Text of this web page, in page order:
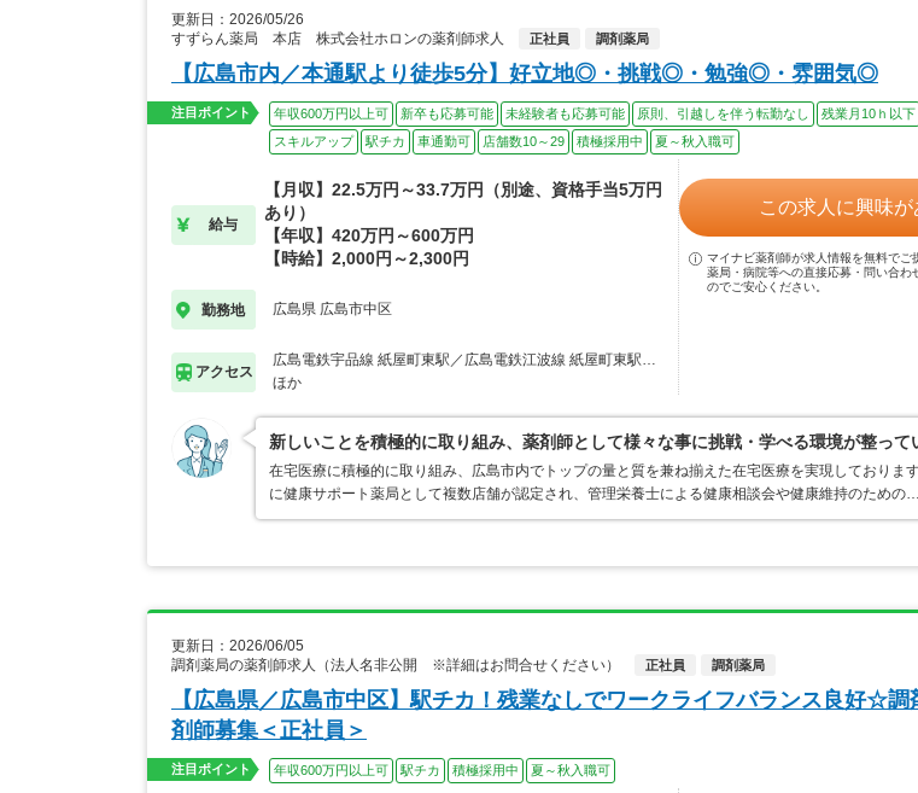
更新日：2026/05/26
すずらん薬局 本店 株式会社ホロンの薬剤師求人
正社員 調剤薬局
【広島市内／本通駅より徒歩5分】好立地◎・挑戦◎・勉強◎・雰囲気◎
注目ポイント 年収600万円以上可 新卒も応募可能 未経験者も応募可能 原則、引越しを伴う転勤なし 残業月10ｈ以下
スキルアップ
駅チカ 車通勤可 店舗数10～29 積極採用中 夏～秋入職可
給与
【月収】22.5万円～33.7万円（別途、資格手当5万円
あり）
【年収】420万円～600万円
【時給】2,000円～2,300円
勤務地 広島県 広島市中区
アクセス
広島電鉄宇品線 紙屋町東駅／広島電鉄江波線 紙屋町東駅…
ほか
この求人に興味が
マイナビ薬剤師が求人情報を無料でご
薬局・病院等への直接応募・問い合わ
のでご安心ください。
新しいことを積極的に取り組み、薬剤師として様々な事に挑戦・学べる環境が整って
在宅医療に積極的に取り組み、広島市内でトップの量と質を兼ね揃えた在宅医療を実現しておりま
に健康サポート薬局として複数店舗が認定され、管理栄養士による健康相談会や健康維持のための…
更新日：2026/06/05
調剤薬局の薬剤師求人（法人名非公開 ※詳細はお問合せください）
正社員 調剤薬局
【広島県／広島市中区】駅チカ！残業なしでワークライフバランス良好☆調
剤師募集＜正社員＞
注目ポイント 年収600万円以上可 駅チカ 積極採用中 夏～秋入職可